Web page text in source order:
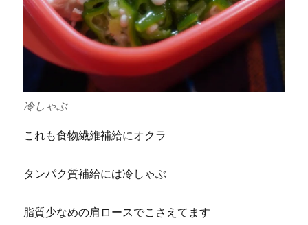
冷しゃぶ
これも食物繊維補給にオクラ
タンパク質補給には冷しゃぶ
脂質少なめの肩ロースでこさえてます